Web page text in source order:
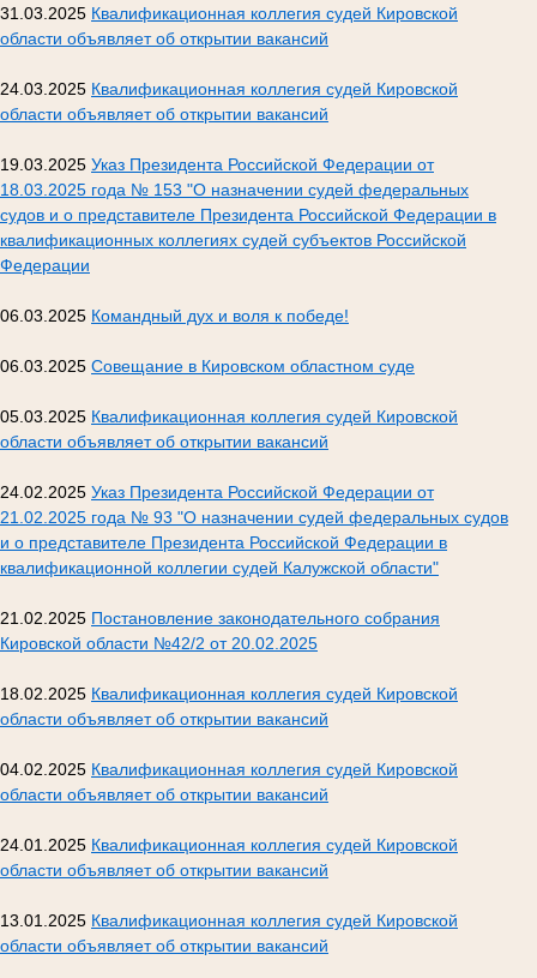
31.03.2025 Квалификационная коллегия судей Кировской
области объявляет об открытии вакансий
24.03.2025 Квалификационная коллегия судей Кировской
области объявляет об открытии вакансий
19.03.2025 Указ Президента Российской Федерации от
18.03.2025 года № 153 "О назначении судей федеральных
судов и о представителе Президента Российской Федерации в
квалификационных коллегиях судей субъектов Российской
Федерации
06.03.2025 Командный дух и воля к победе!
06.03.2025 Совещание в Кировском областном суде
05.03.2025 Квалификационная коллегия судей Кировской
области объявляет об открытии вакансий
24.02.2025 Указ Президента Российской Федерации от
21.02.2025 года № 93 "О назначении судей федеральных судов
и о представителе Президента Российской Федерации в
квалификационной коллегии судей Калужской области"
21.02.2025 Постановление законодательного собрания
Кировской области №42/2 от 20.02.2025
18.02.2025 Квалификационная коллегия судей Кировской
области объявляет об открытии вакансий
04.02.2025 Квалификационная коллегия судей Кировской
области объявляет об открытии вакансий
24.01.2025 Квалификационная коллегия судей Кировской
области объявляет об открытии вакансий
13.01.2025 Квалификационная коллегия судей Кировской
области объявляет об открытии вакансий